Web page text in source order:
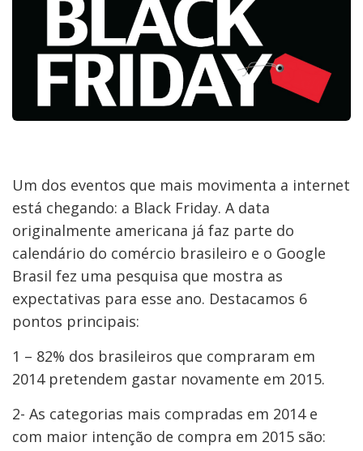
Um dos eventos que mais movimenta a internet
está chegando: a Black Friday. A data
originalmente americana já faz parte do
calendário do comércio brasileiro e o Google
Brasil fez uma pesquisa que mostra as
expectativas para esse ano. Destacamos 6
pontos principais:
1 – 82% dos brasileiros que compraram em
2014 pretendem gastar novamente em 2015.
2- As categorias mais compradas em 2014 e
com maior intenção de compra em 2015 são: